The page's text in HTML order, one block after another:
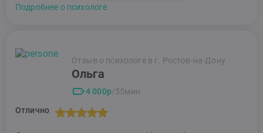
Подробнее о психологе
Отзыв о психологе в г. Ростов-на-Дону
Ольга
4 000р/55мин
Отлично